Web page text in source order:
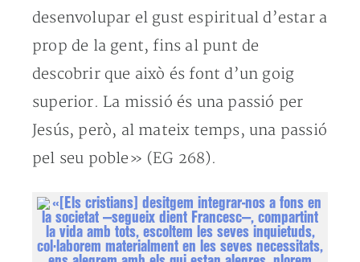
desenvolupar el gust espiritual d’estar a
prop de la gent, fins al punt de
descobrir que això és font d’un goig
superior. La missió és una passió per
Jesús, però, al mateix temps, una passió
pel seu poble» (EG 268).